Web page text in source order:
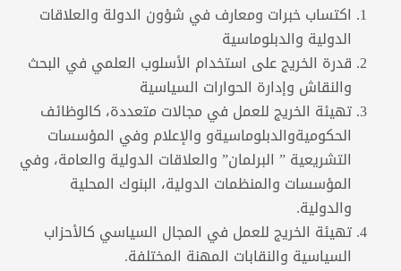
اكتساب خبرات ومعارف في شؤون الدولة والعلاقات
الدولية والدبلوماسية
قدرة الخريج على استخدام الأسلوب العلمي في البحث
والنقاش وإدارة الحوارات السياسية
تهيئة الخريج للعمل في مجالات متعددة، كالوظائف
الحكوميةوالدبلوماسيةو والإعلام وفي المؤسسات
التشريعية ” البرلمان” والعلاقات الدولية والعامة، وفي
المؤسسات والمنظمات الدولية، البنوك المحلية
والدولية.
تهيئة الخريج للعمل في المجال السياسي كالأحزاب
السياسية والنقابات المهنة المختلفة.